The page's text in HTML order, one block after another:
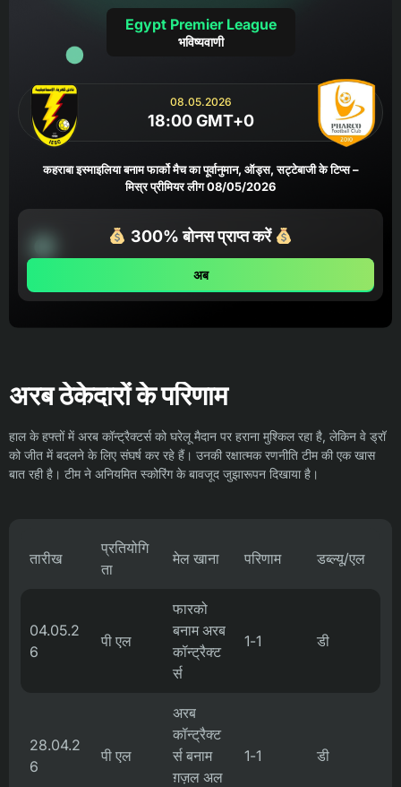
Egypt Premier League
भविष्यवाणी
08.05.2026
18:00 GMT+0
कहराबा इस्माइलिया बनाम फार्को मैच का पूर्वानुमान, ऑड्स, सट्टेबाजी के टिप्स –
मिस्र प्रीमियर लीग 08/05/2026
300% बोनस प्राप्त करें
अब
अरब ठेकेदारों के परिणाम
हाल के हफ्तों में अरब कॉन्ट्रैक्टर्स को घरेलू मैदान पर हराना मुश्किल रहा है, लेकिन वे ड्रॉ
को जीत में बदलने के लिए संघर्ष कर रहे हैं। उनकी रक्षात्मक रणनीति टीम की एक खास
बात रही है। टीम ने अनियमित स्कोरिंग के बावजूद जुझारूपन दिखाया है।
तारीख
प्रतियोगि
ता
मेल खाना परिणाम डब्ल्यू/एल
04.05.2
6
पी एल
फारको
बनाम अरब
कॉन्ट्रैक्ट
र्स
1-1 डी
28.04.2
6
पी एल
अरब
कॉन्ट्रैक्ट
र्स बनाम
ग़ज़ल अल
1-1 डी